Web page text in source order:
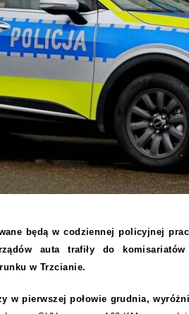
będą w codziennej policyjnej
auta trafiły do
w Trzcianie.
w pierwszej połowie grudnia,